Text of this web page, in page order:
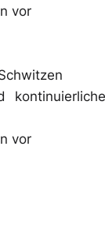
vor
vor